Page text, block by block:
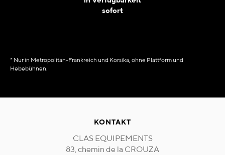
sofort
* Nur in Metropolitan-Frankreich und Korsika, ohne Plattform und
Hebebühnen.
KONTAKT
CLAS EQUIPEMENTS
83, chemin de la CROUZA